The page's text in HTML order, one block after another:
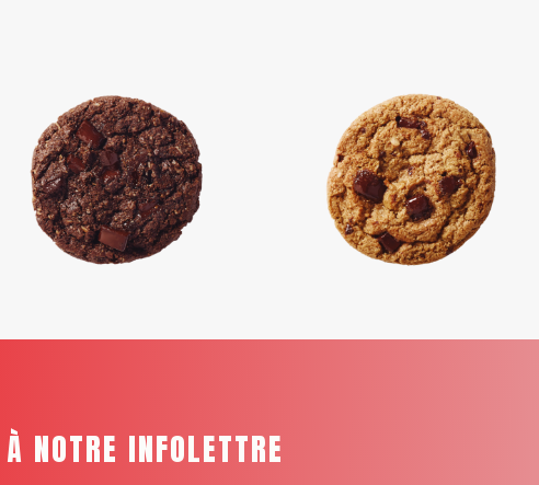
NOTRE INFOLETTRE